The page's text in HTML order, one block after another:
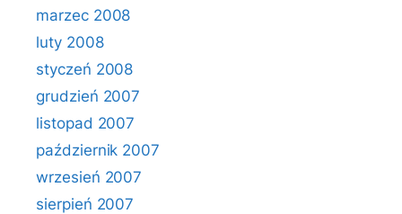
marzec 2008
luty 2008
styczeń 2008
grudzień 2007
listopad 2007
październik 2007
wrzesień 2007
sierpień 2007